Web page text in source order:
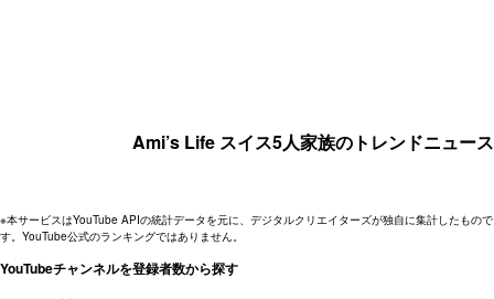
Ami’s Life スイス5人家族のトレンドニュース
※本サービスはYouTube APIの統計データを元に、デジタルクリエイターズが独自に集計したもので
す。YouTube公式のランキングではありません。
YouTubeチャンネルを登録者数から探す